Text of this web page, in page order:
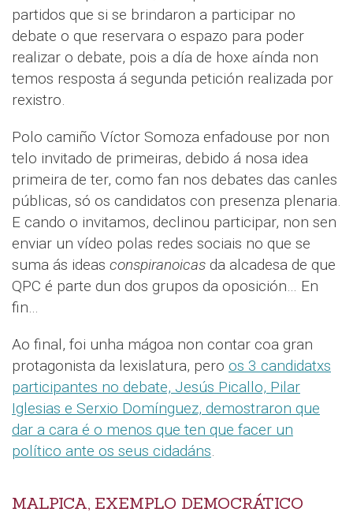
partidos que si se brindaron a participar no
debate o que reservara o espazo para poder
realizar o debate, pois a día de hoxe aínda non
temos resposta á segunda petición realizada por
rexistro.
Polo camiño Víctor Somoza enfadouse por non
telo invitado de primeiras, debido á nosa idea
primeira de ter, como fan nos debates das canles
públicas, só os candidatos con presenza plenaria.
E cando o invitamos, declinou participar, non sen
enviar un vídeo polas redes sociais no que se
suma ás ideas conspiranoicas da alcadesa de que
QPC é parte dun dos grupos da oposición… En
fin…
Ao final, foi unha mágoa non contar coa gran
protagonista da lexislatura, pero os 3 candidatxs
participantes no debate, Jesús Picallo, Pilar
Iglesias e Serxio Domínguez, demostraron que
dar a cara é o menos que ten que facer un
político ante os seus cidadáns.
MALPICA, EXEMPLO DEMOCRÁTICO